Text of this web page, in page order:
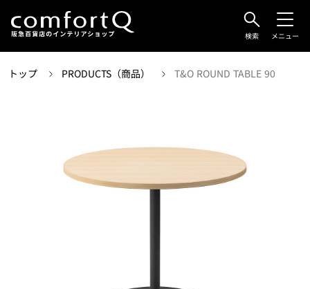
検索 メニュー
トップ PRODUCTS（商品） T&O ROUND TABLE 90